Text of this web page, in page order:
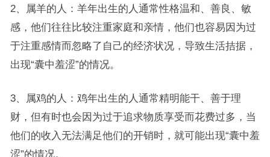
2、属羊的人：羊年出生的人通常性格温和、善良、敏
感，他们往往比较注重家庭和亲情，他们也容易因为过
于注重感情而忽略了自己的经济状况，导致生活拮据，
出现“囊中羞涩”的情况。
3、属鸡的人：鸡年出生的人通常精明能干、善于理
财，但有时也会因为过于追求物质享受而花费过多，当
他们的收入无法满足他们的开销时，就可能出现“囊中羞
涩”的情况。